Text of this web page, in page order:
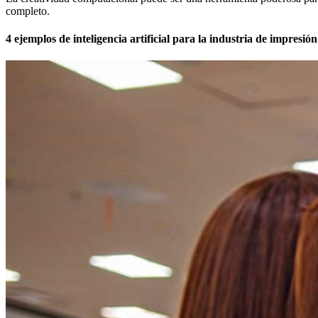
completo.
4 ejemplos de inteligencia artificial para la industria de